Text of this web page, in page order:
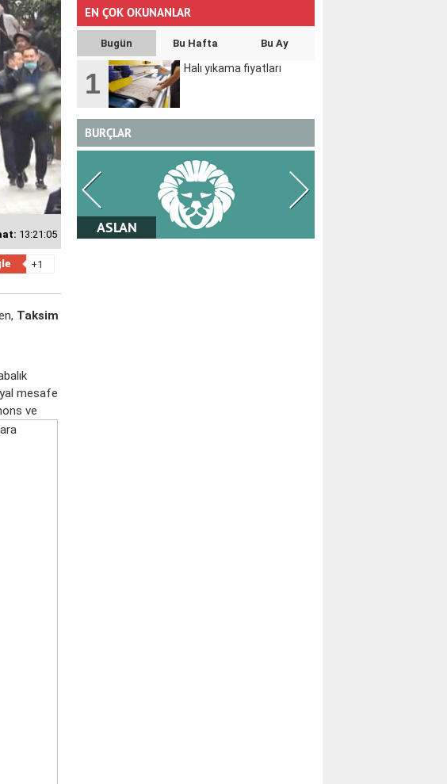
13:21:05
+1
Taksim
mesafe
ve
EN ÇOK OKUNANLAR
Bugün Bu Hafta Bu Ay
1 Halı yıkama fiyatları
BURÇLAR
BAŞAK